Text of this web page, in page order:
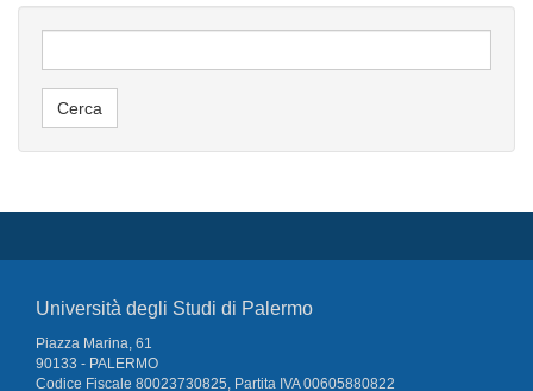
Università degli Studi di Palermo
Piazza Marina, 61
90133 - PALERMO
Codice Fiscale 80023730825, Partita IVA 00605880822